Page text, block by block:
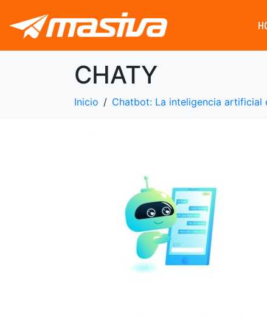
CHATY
Inicio Chatbot: La inteligencia artificial